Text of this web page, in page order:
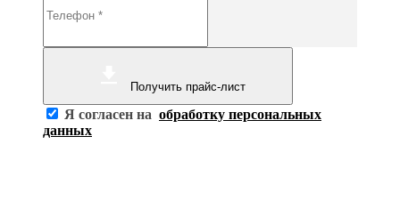
Получить прайс-лист
Я согласен на обработку персональных
данных